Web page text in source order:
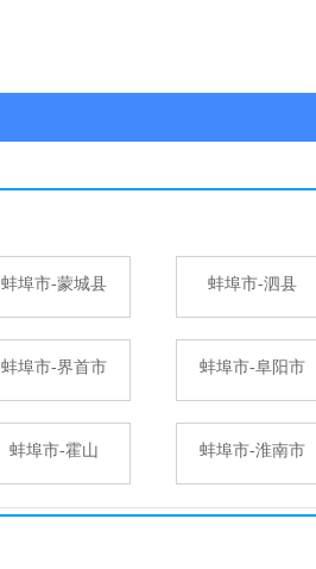
蚌埠市-蒙城县 蚌埠市-泗县
蚌埠市-界首市 蚌埠市-阜阳市
蚌埠市-霍山 蚌埠市-淮南市